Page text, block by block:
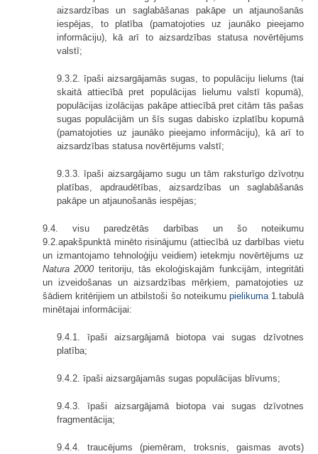
aizsardzības un saglabāšanas pakāpe un atjaunošanās
iespējas, to platība (pamatojoties uz jaunāko pieejamo
informāciju), kā arī to aizsardzības statusa novērtējums
valstī;
9.3.2. īpaši aizsargājamās sugas, to populāciju lielums (tai
skaitā attiecībā pret populācijas lielumu valstī kopumā),
populācijas izolācijas pakāpe attiecībā pret citām tās pašas
sugas populācijām un šīs sugas dabisko izplatību kopumā
(pamatojoties uz jaunāko pieejamo informāciju), kā arī to
aizsardzības statusa novērtējums valstī;
9.3.3. īpaši aizsargājamo sugu un tām raksturīgo dzīvotņu
platības, apdraudētības, aizsardzības un saglabāšanās
pakāpe un atjaunošanās iespējas;
9.4. visu paredzētās darbības un šo noteikumu
9.2.apakšpunktā minēto risinājumu (attiecībā uz darbības vietu
un izmantojamo tehnoloģiju veidiem) ietekmju novērtējums uz
Natura 2000 teritoriju, tās ekoloģiskajām funkcijām, integritāti
un izveidošanas un aizsardzības mērķiem, pamatojoties uz
šādiem kritērijiem un atbilstoši šo noteikumu pielikuma1.tabulā
minētajai informācijai:
9.4.1. īpaši aizsargājamā biotopa vai sugas dzīvotnes
platība;
9.4.2. īpaši aizsargājamās sugas populācijas blīvums;
9.4.3. īpaši aizsargājamā biotopa vai sugas dzīvotnes
fragmentācija;
9.4.4. traucējums (piemēram, troksnis, gaismas avots)